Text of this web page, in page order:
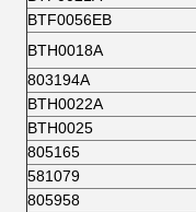
BTF0056EB
BTH0018A
803194A
BTH0022A
BTH0025
805165
581079
805958